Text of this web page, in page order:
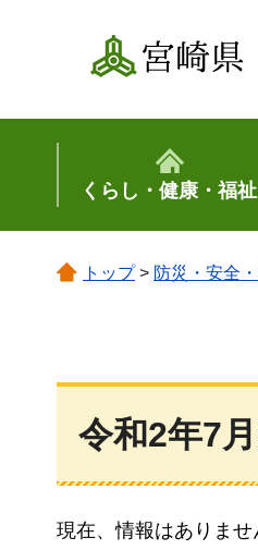
宮崎県
くらし・健康・福祉
トップ> 防災・安全
令和2年7
現在、情報はありませ